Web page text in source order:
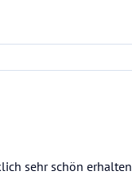
sehr schön